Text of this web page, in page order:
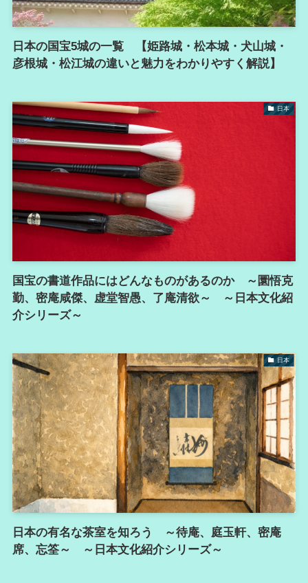
日本の国宝5城の一覧 【姫路城・松本城・犬山城・
彦根城・松江城の違いと魅力をわかりやすく解説】
日本
国宝の書道作品にはどんなものがあるのか ～圜悟克
勤、密庵咸傑、虚堂智愚、了庵清欲～ ～日本文化紹
介シリーズ～
日本
日本の有名な茶室を知ろう ～待庵、庭玉軒、密庵
席、忘筌～ ～日本文化紹介シリーズ～